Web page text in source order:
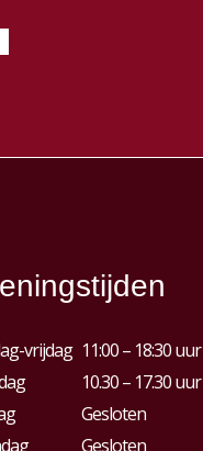
vrijdag 11:00 – 18:30 uur
10.30 – 17.30 uur
Gesloten
Gesloten